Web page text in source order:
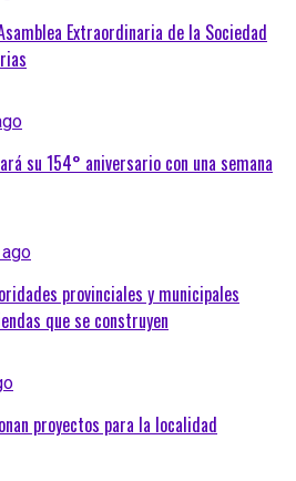
Extraordinaria de la Sociedad
su 154° aniversario con una semana
provinciales y municipales
que se construyen
proyectos para la localidad